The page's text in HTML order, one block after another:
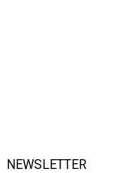
NEWSLETTER